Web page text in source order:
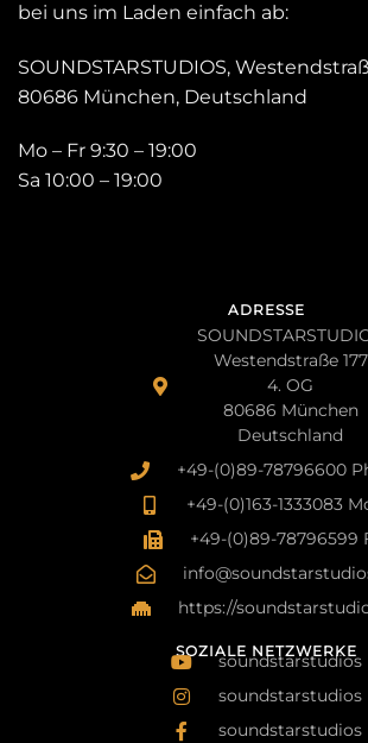
bei uns im Laden einfach ab:
SOUNDSTARSTUDIOS,
80686 München, Deutschland
Mo – Fr 9:30 – 19:00
Sa 10:00 – 19:00
SOZIALE NETZWERKE
soundstarstudios
soundstarstudios
soundstarstudios
ADRESSE
Westendstraße 177
4. OG
80686 München
Deutschland
+49-(0)89-78796600
+49-(0)163-1333083
+49-(0)89-78796599
https://